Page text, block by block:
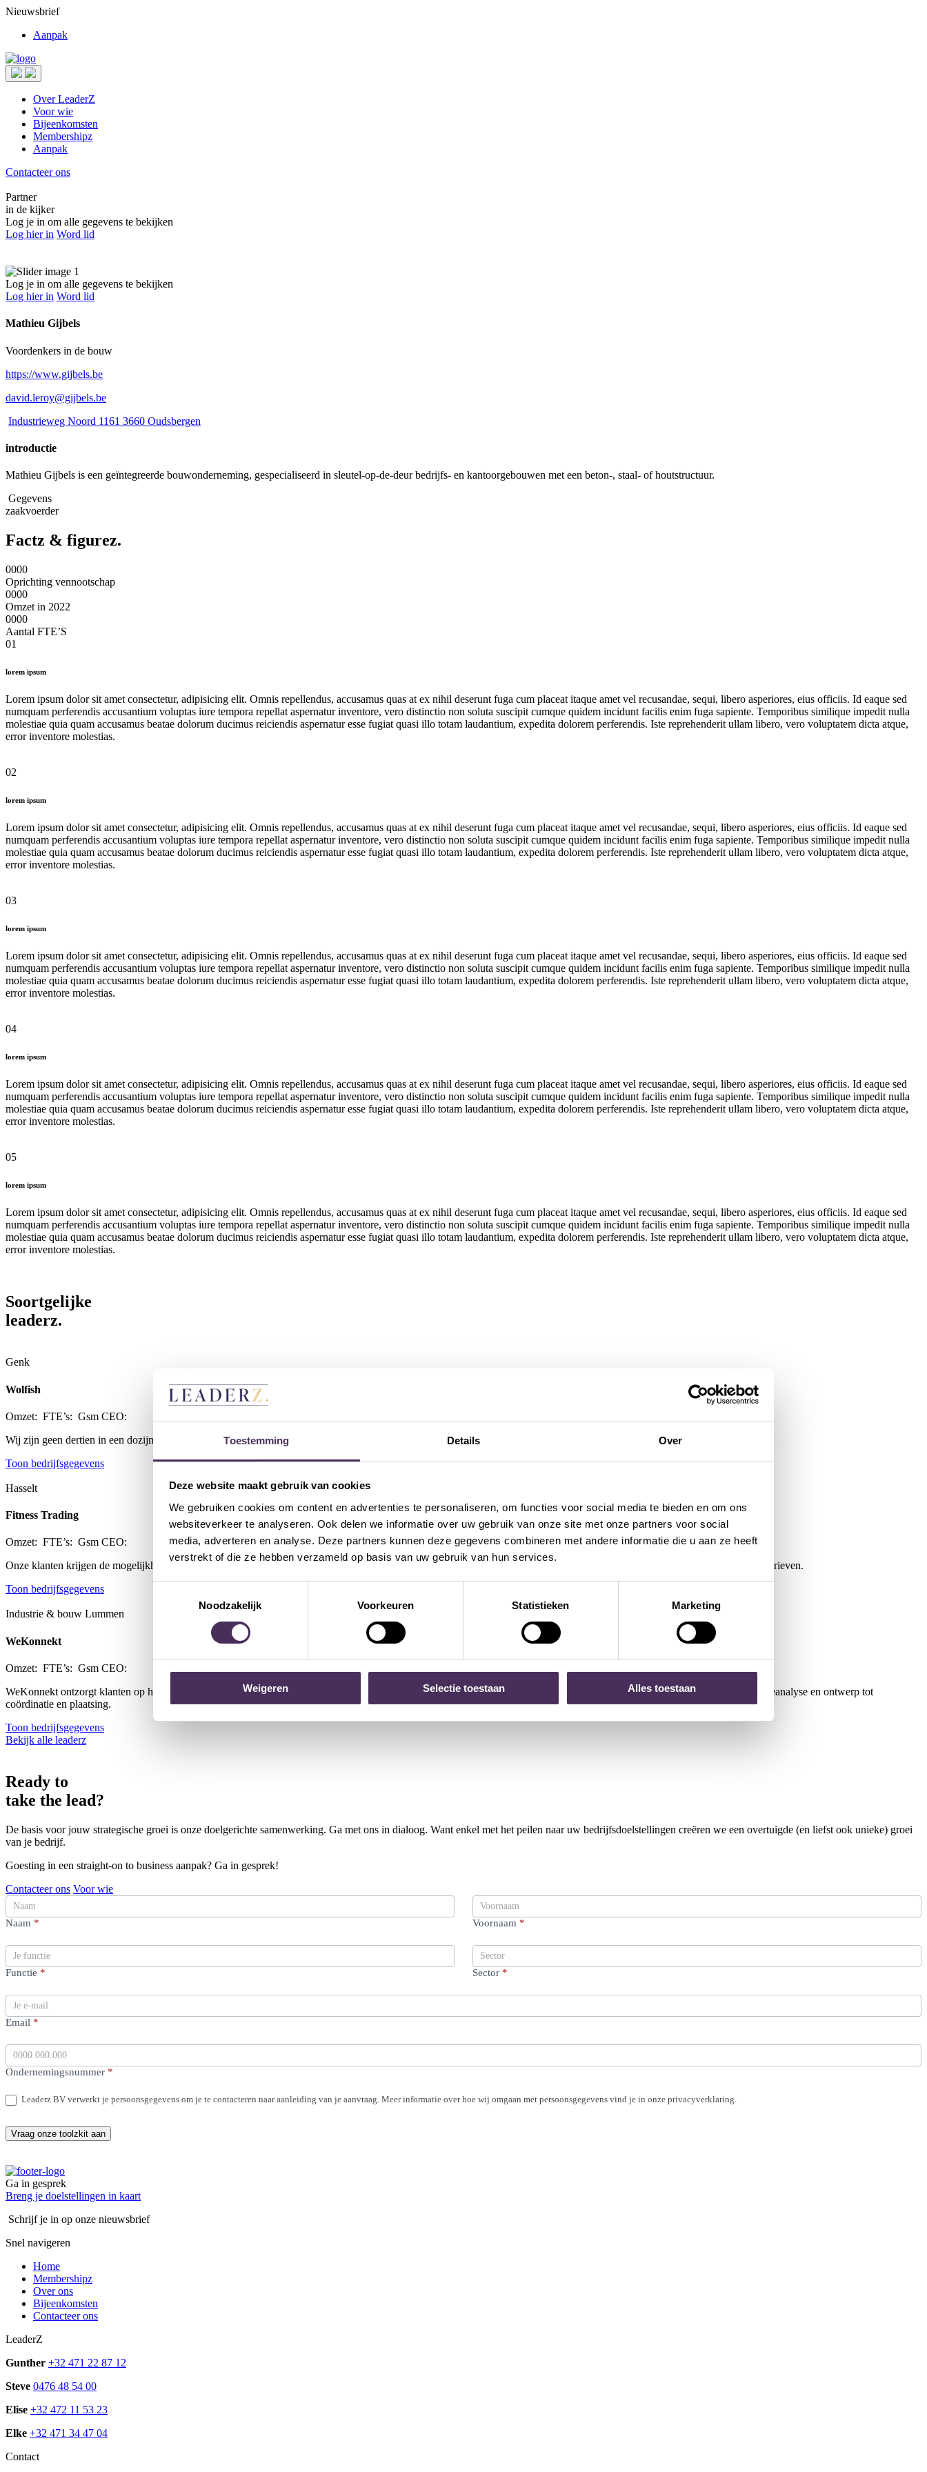
Toestemming Details Over
Deze website maakt gebruik van cookies
We gebruiken cookies om content en advertenties te personaliseren, om functies voor social media te bieden en om ons
websiteverkeer te analyseren. Ook delen we informatie over uw gebruik van onze site met onze partners voor social
media, adverteren en analyse. Deze partners kunnen deze gegevens combineren met andere informatie die u aan ze heeft
verstrekt of die ze hebben verzameld op basis van uw gebruik van hun services.
Noodzakelijk
Voorkeuren Statistieken Marketing
Weigeren Selectie toestaan Alles toestaan
Nieuwsbrief
Aanpak
Over LeaderZ
Voor wie
Bijeenkomsten
Membershipz
Aanpak
Contacteer ons
Partner
in de kijker
Log je in om alle gegevens te bekijken
Log hier in Word lid
Log je in om alle gegevens te bekijken
Log hier in Word lid
Mathieu Gijbels
Voordenkers in de bouw
https://www.gijbels.be
david.leroy@gijbels.be
Industrieweg Noord 1161 3660 Oudsbergen
introductie
Mathieu Gijbels is een geïntegreerde bouwonderneming, gespecialiseerd in sleutel-op-de-deur bedrijfs- en kantoorgebouwen met een beton-, staal- of houtstructuur.
Gegevens
zaakvoerder
Factz & figurez.
0000
Oprichting vennootschap
0000
Omzet in 2022
0000
Aantal FTE’S
01
lorem ipsum
Lorem ipsum dolor sit amet consectetur, adipisicing elit. Omnis repellendus, accusamus quas at ex nihil deserunt fuga cum placeat itaque amet vel recusandae, sequi, libero asperiores, eius officiis. Id eaque sed
numquam perferendis accusantium voluptas iure tempora repellat aspernatur inventore, vero distinctio non soluta suscipit cumque quidem incidunt facilis enim fuga sapiente. Temporibus similique impedit nulla
molestiae quia quam accusamus beatae dolorum ducimus reiciendis aspernatur esse fugiat quasi illo totam laudantium, expedita dolorem perferendis. Iste reprehenderit ullam libero, vero voluptatem dicta atque,
error inventore molestias.
02
lorem ipsum
Lorem ipsum dolor sit amet consectetur, adipisicing elit. Omnis repellendus, accusamus quas at ex nihil deserunt fuga cum placeat itaque amet vel recusandae, sequi, libero asperiores, eius officiis. Id eaque sed
numquam perferendis accusantium voluptas iure tempora repellat aspernatur inventore, vero distinctio non soluta suscipit cumque quidem incidunt facilis enim fuga sapiente. Temporibus similique impedit nulla
molestiae quia quam accusamus beatae dolorum ducimus reiciendis aspernatur esse fugiat quasi illo totam laudantium, expedita dolorem perferendis. Iste reprehenderit ullam libero, vero voluptatem dicta atque,
error inventore molestias.
03
lorem ipsum
Lorem ipsum dolor sit amet consectetur, adipisicing elit. Omnis repellendus, accusamus quas at ex nihil deserunt fuga cum placeat itaque amet vel recusandae, sequi, libero asperiores, eius officiis. Id eaque sed
numquam perferendis accusantium voluptas iure tempora repellat aspernatur inventore, vero distinctio non soluta suscipit cumque quidem incidunt facilis enim fuga sapiente. Temporibus similique impedit nulla
molestiae quia quam accusamus beatae dolorum ducimus reiciendis aspernatur esse fugiat quasi illo totam laudantium, expedita dolorem perferendis. Iste reprehenderit ullam libero, vero voluptatem dicta atque,
error inventore molestias.
04
lorem ipsum
Lorem ipsum dolor sit amet consectetur, adipisicing elit. Omnis repellendus, accusamus quas at ex nihil deserunt fuga cum placeat itaque amet vel recusandae, sequi, libero asperiores, eius officiis. Id eaque sed
numquam perferendis accusantium voluptas iure tempora repellat aspernatur inventore, vero distinctio non soluta suscipit cumque quidem incidunt facilis enim fuga sapiente. Temporibus similique impedit nulla
molestiae quia quam accusamus beatae dolorum ducimus reiciendis aspernatur esse fugiat quasi illo totam laudantium, expedita dolorem perferendis. Iste reprehenderit ullam libero, vero voluptatem dicta atque,
error inventore molestias.
05
lorem ipsum
Lorem ipsum dolor sit amet consectetur, adipisicing elit. Omnis repellendus, accusamus quas at ex nihil deserunt fuga cum placeat itaque amet vel recusandae, sequi, libero asperiores, eius officiis. Id eaque sed
numquam perferendis accusantium voluptas iure tempora repellat aspernatur inventore, vero distinctio non soluta suscipit cumque quidem incidunt facilis enim fuga sapiente. Temporibus similique impedit nulla
molestiae quia quam accusamus beatae dolorum ducimus reiciendis aspernatur esse fugiat quasi illo totam laudantium, expedita dolorem perferendis. Iste reprehenderit ullam libero, vero voluptatem dicta atque,
error inventore molestias.
Soortgelijke
leaderz.
Genk
Wolfish
Omzet: FTE’s: Gsm CEO:
Wij zijn geen dertien in een dozijn marketingbureau. We geloven in een directe en gedurfde aanpak, maar bovenal in een samenwerking tussen mensen. Tussen jou en ons.
Toon bedrijfsgegevens
Hasselt
Fitness Trading
Omzet: FTE’s: Gsm CEO:
Onze klanten krijgen de mogelijkheid om onder de best mogelijke omstandigheden te trainen. Op basis van uw wensen stellen wij bijpassende producten voor tegen de laagste tarieven.
Toon bedrijfsgegevens
Industrie & bouw Lummen
WeKonnekt
Omzet: FTE’s: Gsm CEO:
WeKonnekt ontzorgt klanten op het vlak van alle technieken. Wij positioneren ons tussen het studiebureau en de installateur. Totaalprojecten zijn onze corebusiness, van behoefteanalyse en ontwerp tot
coördinatie en plaatsing.
Toon bedrijfsgegevens
Bekijk alle leaderz
Ready to
take the lead?
De basis voor jouw strategische groei is onze doelgerichte samenwerking. Ga met ons in dialoog. Want enkel met het peilen naar uw bedrijfsdoelstellingen creëren we een overtuigde (en liefst ook unieke) groei
van je bedrijf.
Goesting in een straight-on to business aanpak? Ga in gesprek!
Contacteer ons Voor wie
Download
onze
toolzkit
Naam * Voornaam*
Functie * Sector*
Email *
Ondernemingsnummer *
Leaderz BV verwerkt je persoonsgegevens om je te contacteren naar aanleiding van je aanvraag. Meer informatie over hoe wij omgaan met persoonsgegevens vind je in onze privacyverklaring.
Vraag onze toolzkit aan
Ga in gesprek
Breng je doelstellingen in kaart
Schrijf je in op onze nieuwsbrief
Snel navigeren
Home
Membershipz
Over ons
Bijeenkomsten
Contacteer ons
LeaderZ
Gunther +32 471 22 87 12
Steve 0476 48 54 00
Elise +32 472 11 53 23
Elke +32 471 34 47 04
Contact